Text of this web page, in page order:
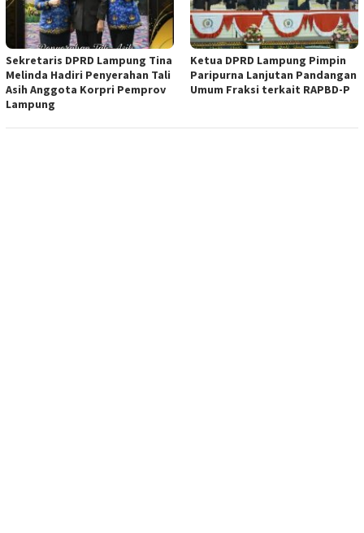
Sekretaris DPRD Lampung Tina
Melinda Hadiri Penyerahan Tali
Asih Anggota Korpri Pemprov
Lampung
Ketua DPRD Lampung Pimpin
Paripurna Lanjutan Pandangan
Umum Fraksi terkait RAPBD-P